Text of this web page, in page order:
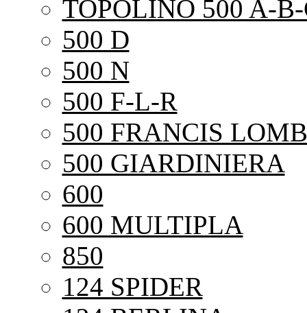
TOPOLINO 500 A-
500 D
500 N
500 F-L-R
500 FRANCIS
500 GIARDINIERA
600
600 MULTIPLA
850
124 SPIDER